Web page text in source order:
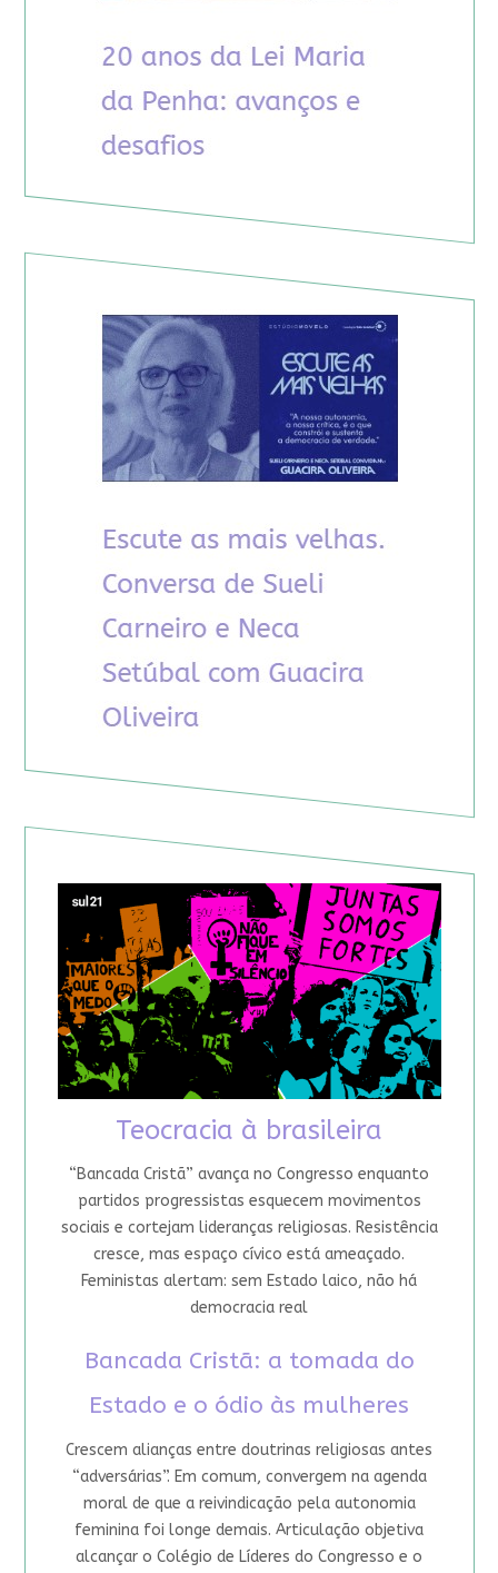
Teocracia à brasileira
“Bancada Cristã” avança no Congresso enquanto
partidos progressistas esquecem movimentos
sociais e cortejam lideranças religiosas. Resistência
cresce, mas espaço cívico está ameaçado.
Feministas alertam: sem Estado laico, não há
democracia real
Bancada Cristã: a tomada do
Estado e o ódio às mulheres
Crescem alianças entre doutrinas religiosas antes
“adversárias”. Em comum, convergem na agenda
moral de que a reivindicação pela autonomia
feminina foi longe demais. Articulação objetiva
alcançar o Colégio de Líderes do Congresso e o